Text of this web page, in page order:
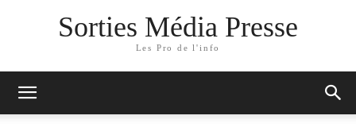
Sorties Média Presse
Les Pro de l'info